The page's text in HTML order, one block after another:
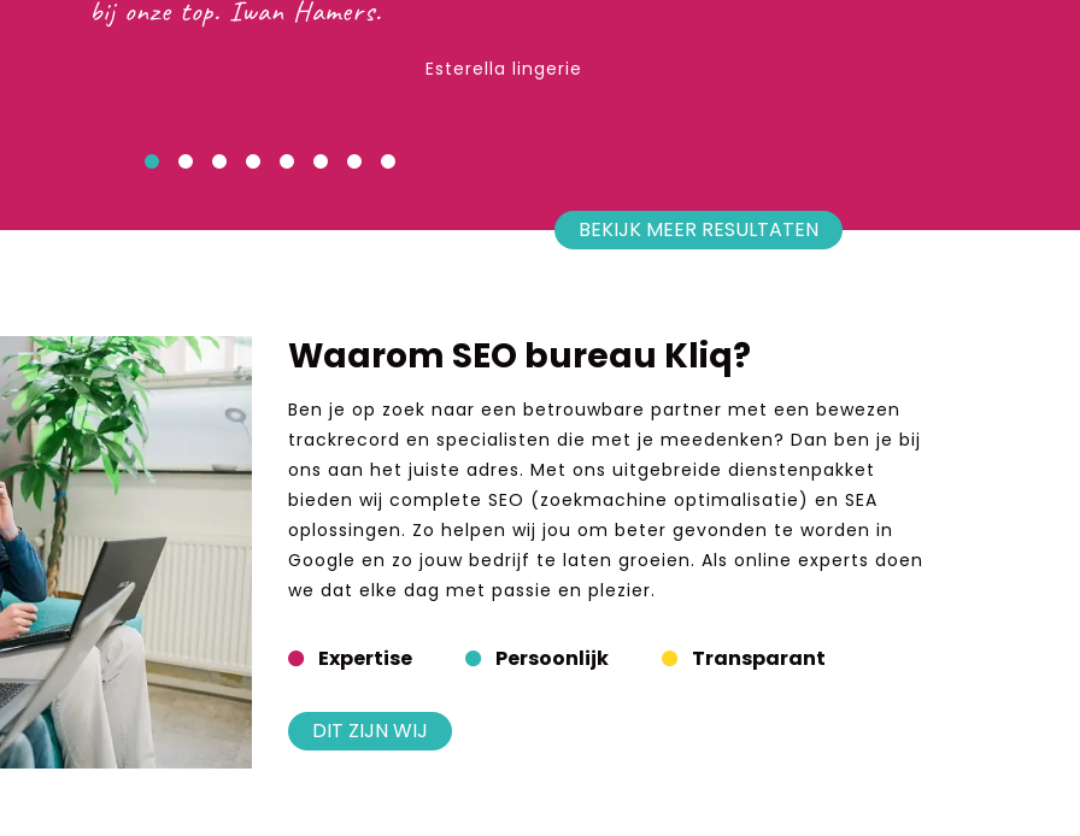
BEKIJK MEER RESULTATEN
Waarom SEO bureau Kliq?
Ben je op zoek naar een betrouwbare partner met een bewezen
trackrecord en specialisten die met je meedenken? Dan ben je bij
ons aan het juiste adres. Met ons uitgebreide dienstenpakket
bieden wij complete SEO (zoekmachine optimalisatie) en SEA
oplossingen. Zo helpen wij jou om beter gevonden te worden in
Google en zo jouw bedrijf te laten groeien. Als online experts doen
we dat elke dag met passie en plezier.
Expertise Persoonlijk Transparant
DIT ZIJN WIJ